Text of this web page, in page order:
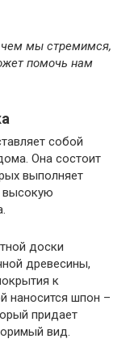
чем мы стремимся,
помочь нам
собой
Она состоит
выполняет
высокую
доски
древесины,
к
наносится шпон –
придает
вид.